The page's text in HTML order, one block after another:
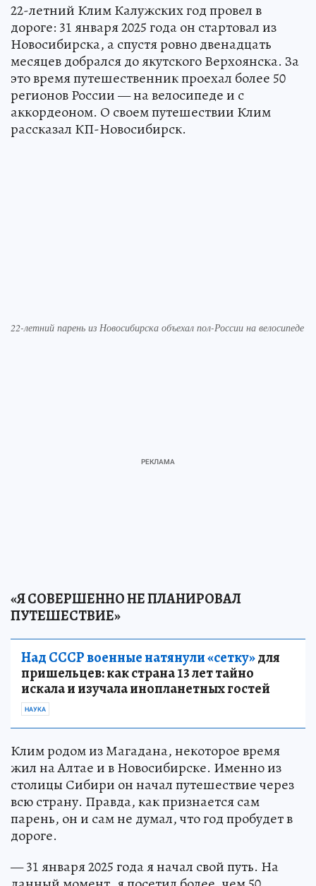
22-летний Клим Калужских год провел в
дороге: 31 января 2025 года он стартовал из
Новосибирска, а спустя ровно двенадцать
месяцев добрался до якутского Верхоянска. За
это время путешественник проехал более 50
регионов России — на велосипеде и с
аккордеоном. О своем путешествии Клим
рассказал КП-Новосибирск.
22-летний парень из Новосибирска объехал пол-России на велосипеде
«Я СОВЕРШЕННО НЕ ПЛАНИРОВАЛ
ПУТЕШЕСТВИЕ»
Над СССР военные натянули «сетку»для
пришельцев: как страна 13 лет тайно
искала и изучала инопланетных гостей
НАУКА
Клим родом из Магадана, некоторое время
жил на Алтае и в Новосибирске. Именно из
столицы Сибири он начал путешествие через
всю страну. Правда, как признается сам
парень, он и сам не думал, что год пробудет в
дороге.
— 31 января 2025 года я начал свой путь. На